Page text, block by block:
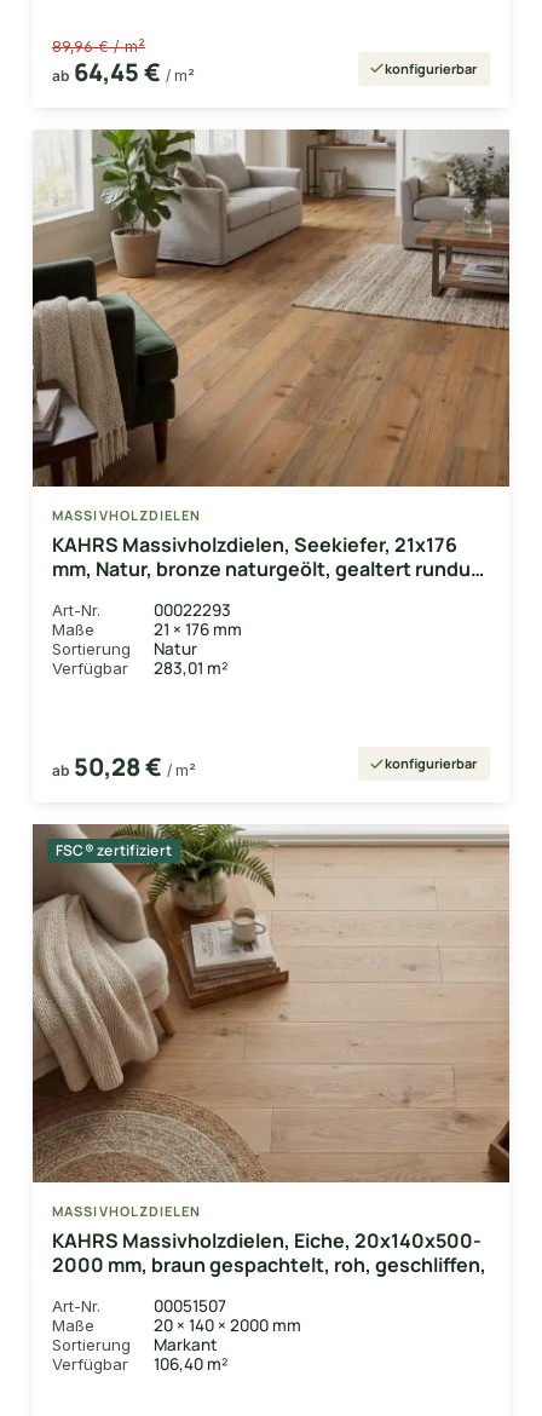
89,96 € / m²
ab 64,45 € / m² konfigurierbar
MASSIVHOLZDIELEN
KAHRS Massivholzdielen, Seekiefer, 21x176
mm, Natur, bronze naturgeölt, gealtert rundum
Art-Nr. 00022293
Maße 21 × 176 mm
Sortierung Natur
Verfügbar 283,01 m²
ab 50,28 € / m² konfigurierbar
FSC® zertifiziert
MASSIVHOLZDIELEN
KAHRS Massivholzdielen, Eiche, 20x140x500-
2000 mm, braun gespachtelt, roh, geschliffen,
Art-Nr. 00051507
Maße 20 × 140 × 2000 mm
Sortierung Markant
Verfügbar 106,40 m²